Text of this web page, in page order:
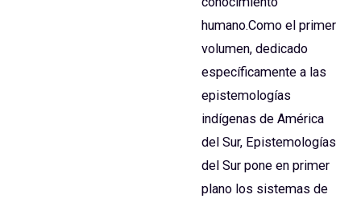
humano.Como el primer
volumen, dedicado
específicamente a las
epistemologías
indígenas de América
del Sur, Epistemologías
del Sur pone en primer
plano los sistemas de